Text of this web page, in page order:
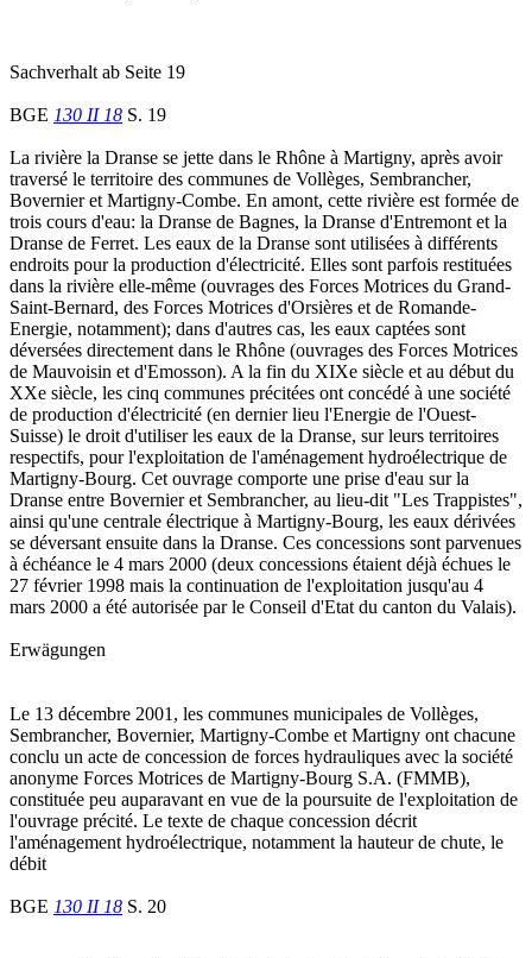
Sachverhalt ab Seite 19
BGE 130 II 18 S. 19
La rivière la Dranse se jette dans le Rhône à Martigny, après avoir
traversé le territoire des communes de Vollèges, Sembrancher,
Bovernier et Martigny-Combe. En amont, cette rivière est formée de
trois cours d'eau: la Dranse de Bagnes, la Dranse d'Entremont et la
Dranse de Ferret. Les eaux de la Dranse sont utilisées à différents
endroits pour la production d'électricité. Elles sont parfois restituées
dans la rivière elle-même (ouvrages des Forces Motrices du Grand-
Saint-Bernard, des Forces Motrices d'Orsières et de Romande-
Energie, notamment); dans d'autres cas, les eaux captées sont
déversées directement dans le Rhône (ouvrages des Forces Motrices
de Mauvoisin et d'Emosson). A la fin du XIXe siècle et au début du
XXe siècle, les cinq communes précitées ont concédé à une société
de production d'électricité (en dernier lieu l'Energie de l'Ouest-
Suisse) le droit d'utiliser les eaux de la Dranse, sur leurs territoires
respectifs, pour l'exploitation de l'aménagement hydroélectrique de
Martigny-Bourg. Cet ouvrage comporte une prise d'eau sur la
Dranse entre Bovernier et Sembrancher, au lieu-dit "Les Trappistes",
ainsi qu'une centrale électrique à Martigny-Bourg, les eaux dérivées
se déversant ensuite dans la Dranse. Ces concessions sont parvenues
à échéance le 4 mars 2000 (deux concessions étaient déjà échues le
27 février 1998 mais la continuation de l'exploitation jusqu'au 4
mars 2000 a été autorisée par le Conseil d'Etat du canton du Valais).
Erwägungen
Le 13 décembre 2001, les communes municipales de Vollèges,
Sembrancher, Bovernier, Martigny-Combe et Martigny ont chacune
conclu un acte de concession de forces hydrauliques avec la société
anonyme Forces Motrices de Martigny-Bourg S.A. (FMMB),
constituée peu auparavant en vue de la poursuite de l'exploitation de
l'ouvrage précité. Le texte de chaque concession décrit
l'aménagement hydroélectrique, notamment la hauteur de chute, le
débit
BGE 130 II 18 S. 20